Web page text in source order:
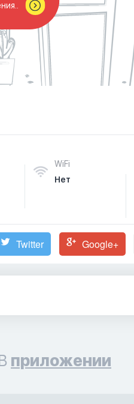
WiFi
Нет
Twitter Google+
приложении